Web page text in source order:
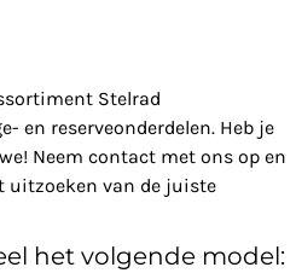
Stelrad
en reserveonderdelen. Heb je
Neem contact met ons op en
uitzoeken van de juiste
het volgende model: